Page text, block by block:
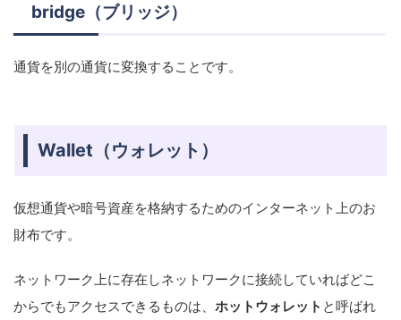
bridge（ブリッジ）
通貨を別の通貨に変換することです。
Wallet（ウォレット）
仮想通貨や暗号資産を格納するためのインターネット上のお
財布です。
ネットワーク上に存在しネットワークに接続していればどこ
からでもアクセスできるものは、 ホットウォレット と呼ばれ